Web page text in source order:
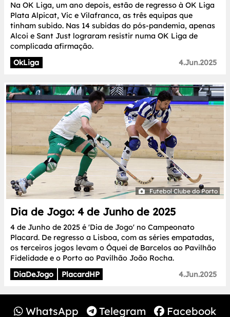
Na OK Liga, um ano depois, estão de regresso à OK Liga
Plata Alpicat, Vic e Vilafranca, as três equipas que
tinham subido. Nas 14 subidas do pós-pandemia, apenas
Alcoi e Sant Just lograram resistir numa OK Liga de
complicada afirmação.
OkLiga
4.Jun.2025
Futebol Clube do Porto
Dia de Jogo: 4 de Junho de 2025
4 de Junho de 2025 é 'Dia de Jogo' no Campeonato
Placard. De regresso a Lisboa, com as séries empatadas,
os terceiros jogos levam o Óquei de Barcelos ao Pavilhão
Fidelidade e o Porto ao Pavilhão João Rocha.
DiaDeJogo
PlacardHP 4.Jun.2025
WhatsApp Telegram Facebook